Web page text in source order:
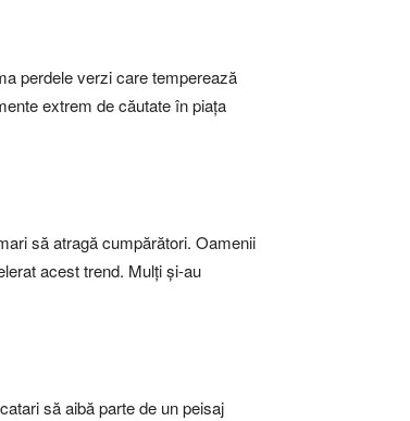
perdele verzi care temperează
extrem de căutate în piața
să atragă cumpărători. Oamenii
acest trend. Mulți și-au
să aibă parte de un peisaj